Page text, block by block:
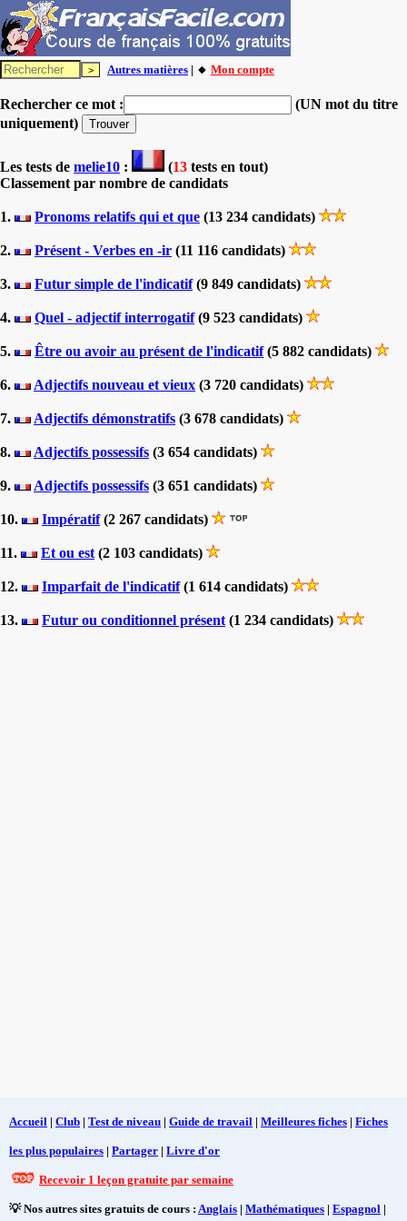
Autres matières | 🔸 Mon compte
Rechercher ce mot :
(UN mot du titre
uniquement)
Les tests de melie10 : (13 tests en tout)
Classement par nombre de candidats
1. Pronoms relatifs qui et que (13 234 candidats)
2. Présent - Verbes en -ir (11 116 candidats)
3. Futur simple de l'indicatif(9 849 candidats)
4. Quel - adjectif interrogatif(9 523 candidats)
5. Être ou avoir au présent de l'indicatif(5 882 candidats)
6. Adjectifs nouveau et vieux (3 720 candidats)
7. Adjectifs démonstratifs (3 678 candidats)
8. Adjectifs possessifs (3 654 candidats)
9. Adjectifs possessifs (3 651 candidats)
10. Impératif(2 267 candidats)
11. Et ou est (2 103 candidats)
12. Imparfait de l'indicatif(1 614 candidats)
13. Futur ou conditionnel présent (1 234 candidats)
Accueil | Club | Test de niveau | Guide de travail | Meilleures fiches | Fiches
les plus populaires | Partager | Livre d'or
Recevoir 1 leçon gratuite par semaine
💡 Nos autres sites gratuits de cours : Anglais | Mathématiques | Espagnol |